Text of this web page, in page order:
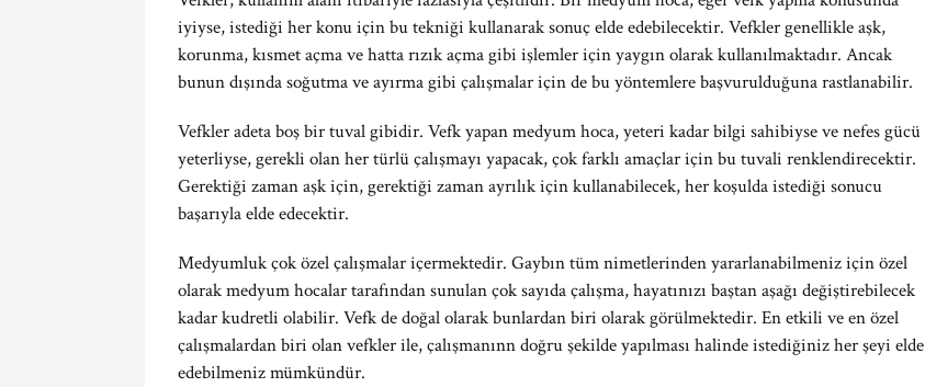
iyiyse, istediği her konu için bu tekniği kullanarak sonuç elde edebilecektir. Vefkler genellikle aşk,
korunma, kısmet açma ve hatta rızık açma gibi işlemler için yaygın olarak kullanılmaktadır. Ancak
bunun dışında soğutma ve ayırma gibi çalışmalar için de bu yöntemlere başvurulduğuna rastlanabilir.
Vefkler adeta boş bir tuval gibidir. Vefk yapan medyum hoca, yeteri kadar bilgi sahibiyse ve nefes gücü
yeterliyse, gerekli olan her türlü çalışmayı yapacak, çok farklı amaçlar için bu tuvali renklendirecektir.
Gerektiği zaman aşk için, gerektiği zaman ayrılık için kullanabilecek, her koşulda istediği sonucu
başarıyla elde edecektir.
Medyumluk çok özel çalışmalar içermektedir. Gaybın tüm nimetlerinden yararlanabilmeniz için özel
olarak medyum hocalar tarafından sunulan çok sayıda çalışma, hayatınızı baştan aşağı değiştirebilecek
kadar kudretli olabilir. Vefk de doğal olarak bunlardan biri olarak görülmektedir. En etkili ve en özel
çalışmalardan biri olan vefkler ile, çalışmanınn doğru şekilde yapılması halinde istediğiniz her şeyi elde
edebilmeniz mümkündür.